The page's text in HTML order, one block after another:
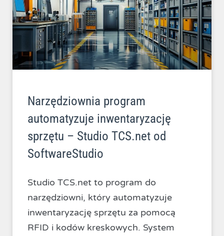
Narzędziownia program
automatyzuje inwentaryzację
sprzętu – Studio TCS.net od
SoftwareStudio
Studio TCS.net to program do
narzędziowni, który automatyzuje
inwentaryzację sprzętu za pomocą
RFID i kodów kreskowych. System